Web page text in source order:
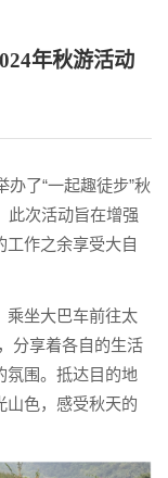
年秋游活动
了“一起趣徒步”秋
此次活动旨在增强
工作之余享受大自
乘坐大巴车前往太
分享着各自的生活
氛围。抵达目的地
山色，感受秋天的